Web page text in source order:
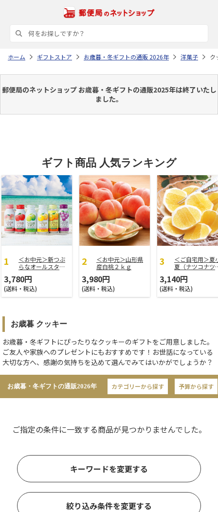
ホーム ギフトストア お歳暮・冬ギフトの通販 2026年 洋菓子 ク
郵便局のネットショップ お歳暮・冬ギフトの通販2025年は終了いたし
ました。
ギフト商品 人気ランキング
＜お中元＞新つぶ
らなオールスター
3,780円
(送料・税込)
＜お中元＞山形県
産白桃２ｋｇ
3,980円
(送料・税込)
＜ご自宅用＞夏
夏（ナツコナツ
3,140円
(送料・税込)
お歳暮 クッキー
お歳暮・冬ギフトにぴったりなクッキーのギフトをご用意しました。
ご友人や家族へのプレゼントにもおすすめです！お世話になっている
大切な方へ、感謝の気持ちを込めて選んでみてはいかがでしょうか？
お歳暮・冬ギフトの通販2026年 カテゴリーから探す 予算から探す
ご指定の条件に一致する商品が見つかりませんでした。
キーワードを変更する
絞り込み条件を変更する